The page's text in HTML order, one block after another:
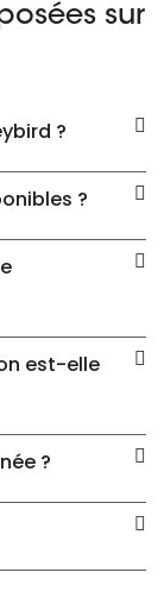
sur
?
?
est-elle
?